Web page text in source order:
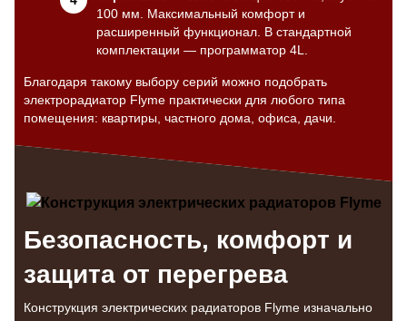
100 мм. Максимальный комфорт и
расширенный функционал. В стандартной
комплектации — программатор 4L.
Благодаря такому выбору серий можно подобрать
электрорадиатор Flyme практически для любого типа
помещения: квартиры, частного дома, офиса, дачи.
Безопасность, комфорт и
защита от перегрева
Конструкция электрических радиаторов Flyme изначально